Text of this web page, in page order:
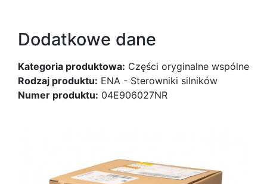
Dodatkowe dane
Kategoria produktowa: Części oryginalne wspólne
Rodzaj produktu: ENA - Sterowniki silników
Numer produktu: 04E906027NR